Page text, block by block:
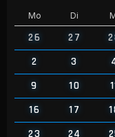
Mo Di
26 27
2
3
9
10
16
17
23
24